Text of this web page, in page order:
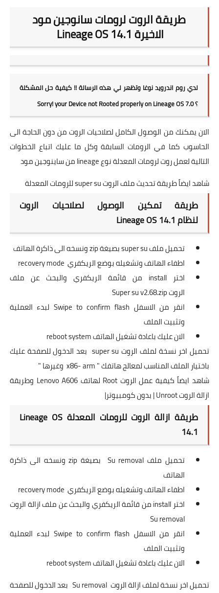
طريقة الروت لرومات سانوجين مود
الاخيرة Lineage OS 14.1
لدي روم اندرويد نوغا وتظهر لي هذه الرسالة !! كيفية حل المشكلة
؟Sorry! your Device not Rooted properly on Lineage OS 7.0
الان يمكنك من الوصول الكامل لصلاحيات الروت من دون الحاجة الى
الحاسوب كما في الرومات السابقة وكل ما عليك اتباع الخطوات
التالية لعمل روت لرومات المعدلة نوع lineage من ساينوجين مود
شاهد ايضاً طريقة تحديث ملف الروت super su للرومات المعدلة
طريقة تمكين الوصول لصلاحيات الروت
لنظام Lineage OS 14.1
تحميل ملف super su بصيغة zip ونسخه الى ذاكرة الهاتف
اطفاء الهاتف وتشغيله بوضعالريكفري
اختر install من قائمة الريكفري والبحث عن ملف
الروت Super su v2.68.zip
انقر من الاسفل Swipe to confirm flash لبدء العملية
وتثبيت الملف
الان عليك باعادة تشغيل الهاتف reboot system
تحميل اخر نسخة لملف الروت super su
بعد الدخول للصفحة عليك
باختيار الملف المناسب لمعالج هاتفك " x86- arm وغيرها "
شاهد ايضاً كيفية عمل الروت Root لهاتف Lenovo A606 وطريقة
ازالة الروت Unroot | بدون كومبيوتر|
طريقة ازالة الروت للرومات المعدلة Lineage OS
14.1
تحميل ملف Su removal بصيغة zip ونسخه الى ذاكرة
الهاتف
اطفاء الهاتف وتشغيله بوضعالريكفري
اختر install من قائمة الريكفري والبحث عن ملف ازالة الروت
Su removal
انقر من الاسفل Swipe to confirm flash لبدء العملية
وتثبيت الملف
الان عليك باعادة تشغيل الهاتف reboot system
تحميل اخر نسخة لملف ازالة الروت Su removal
بعد الدخول للصفحة